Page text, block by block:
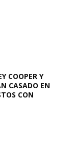
COOPER Y
CASADO EN
CON